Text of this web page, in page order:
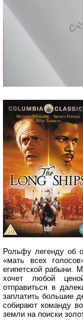
Рольфу легенду об
«мать всех
египетской рабыни.
хочет любой
отправиться в
заплатить большие
собирают команду
земли на поиски